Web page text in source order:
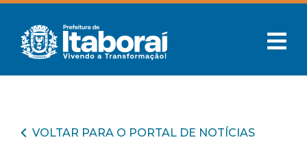
VOLTAR PARA O PORTAL DE NOTÍCIAS